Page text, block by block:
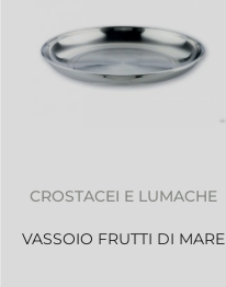
CROSTACEI E LUMACHE
VASSOIO FRUTTI DI MARE